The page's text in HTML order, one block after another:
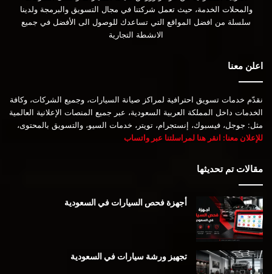
والمحلات الخدمة، حيث تعمل شركتنا في مجال التسويق والبرمجة ولدينا
سلسلة من افضل المواقع التي تساعدك للوصول الى الأفضل في جميع
الانشطة التجارية
اعلن معنا
نقدّم خدمات تسويق احترافية لمراكز صيانة السيارات، وجميع الشركات، وكافة
الخدمات داخل المملكة العربية السعودية، عبر جميع المنصات الإعلانية العالمية
مثل: جوجل، فيسبوك، إنستجرام، تويتر، خدمات السيو، والتسويق بالمحتوى،
للإعلان معنا: انقر هنا لمراسلتنا عبر واتساب
مقالات تم تحديثها
أجهزة فحص السيارات في السعودية
تجهيز ورشة سيارات في السعودية